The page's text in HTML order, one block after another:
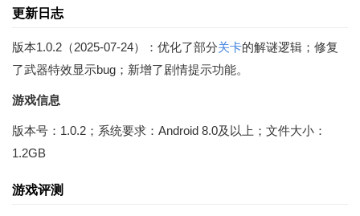
更新日志
版本1.0.2（2025-07-24）：优化了部分关卡的解谜逻辑；修复
了武器特效显示bug；新增了剧情提示功能。
游戏信息
版本号：1.0.2；系统要求：Android 8.0及以上；文件大小：
1.2GB
游戏评测